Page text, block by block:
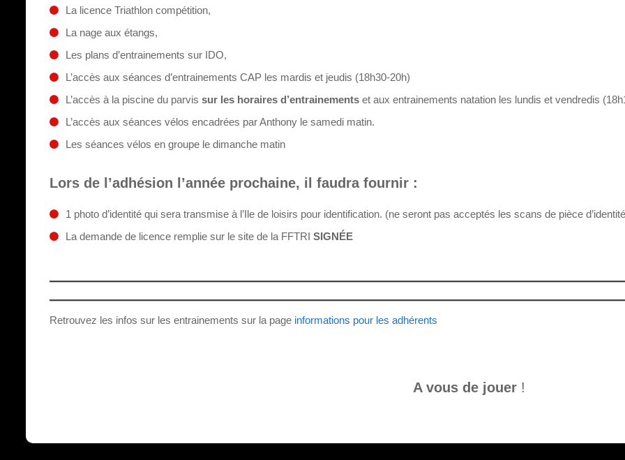
La licence Triathlon compétition,
La nage aux étangs,
Les plans d’entrainements sur IDO,
L’accès aux séances d’entrainements CAP les mardis et jeudis (18h30-20h)
L’accès à la piscine du parvis sur les horaires d’entrainements et aux entrainements natation les lundis et vendredis
L’accès aux séances vélos encadrées par Anthony le samedi matin.
Les séances vélos en groupe le dimanche matin
Lors de l’adhésion l’année prochaine, il faudra fournir :
1 photo d’identité qui sera transmise à l’Ile de loisirs pour identification. (ne seront pas acceptés les scans de pièce
La demande de licence remplie sur le site de la FFTRI SIGNÉE
Retrouvez les infos sur les entrainements sur la page informations pour les adhérents
A vous de jouer!